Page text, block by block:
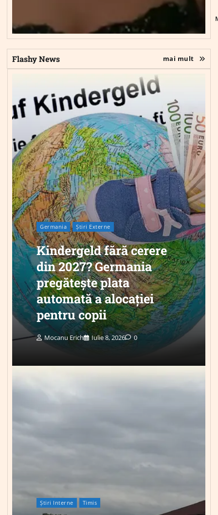
Flashy News mai mult
Germania Știri Externe
Kindergeld fără cerere
din 2027? Germania
pregătește plata
automată a alocației
pentru copii
Mocanu Erich Iulie 8, 2026 0
Știri Interne Timis